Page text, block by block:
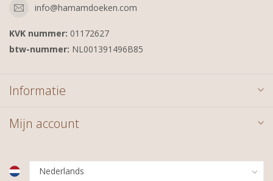
info@hamamdoeken.com
KVK nummer: 01172627
btw-nummer: NL001391496B85
Informatie
Mijn account